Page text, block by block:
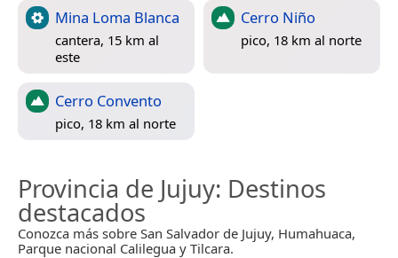
Mina Loma Blanca
cantera, 15 km al
este
Cerro Niño
pico, 18 km al norte
Cerro Convento
pico, 18 km al norte
Provincia de Jujuy: Destinos
destacados
Conozca más sobre San Salvador de Jujuy, Humahuaca,
Parque nacional Calilegua y Tilcara.